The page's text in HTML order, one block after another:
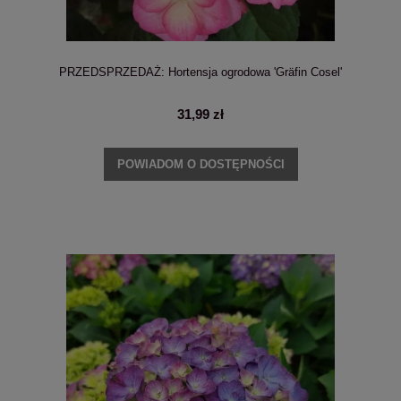
PRZEDSPRZEDAŻ: Hortensja ogrodowa 'Gräfin Cosel'
31,99 zł
POWIADOM O DOSTĘPNOŚCI